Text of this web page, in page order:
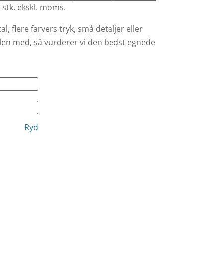
ekskl. moms.
flere farvers tryk, små detaljer eller
med, så vurderer vi den bedst egnede
Ryd